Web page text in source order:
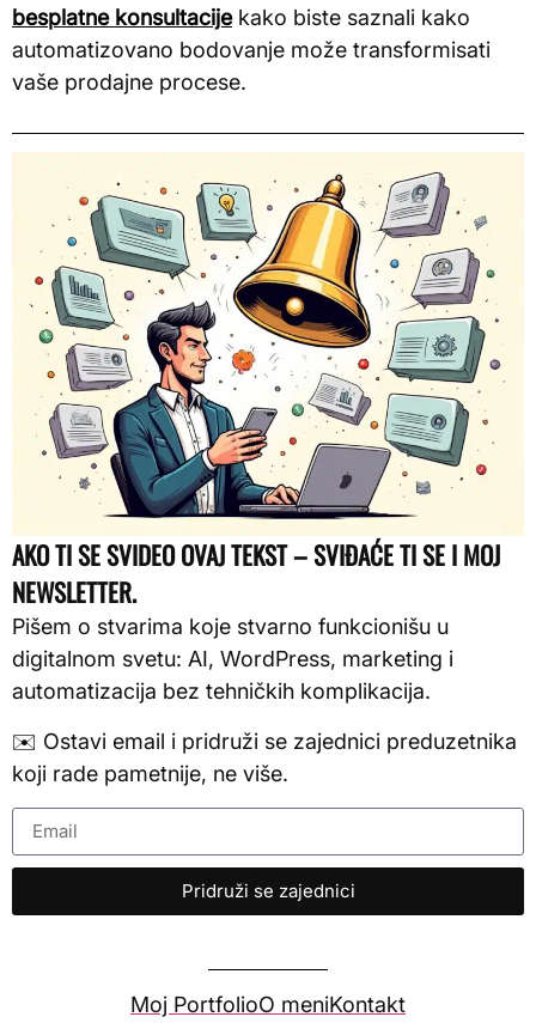
besplatne konsultacijekako biste saznali kako
automatizovano bodovanje može transformisati
vaše prodajne procese.
AKO TI SE SVIDEO OVAJ TEKST – SVIĐAĆE TI SE I MOJ
NEWSLETTER.
Pišem o stvarima koje stvarno funkcionišu u
digitalnom svetu: AI, WordPress, marketing i
automatizacija bez tehničkih komplikacija.
✉️ Ostavi email i pridruži se zajednici preduzetnika
koji rade pametnije, ne više.
Pridruži se zajednici
Moj PortfolioO meniKontakt